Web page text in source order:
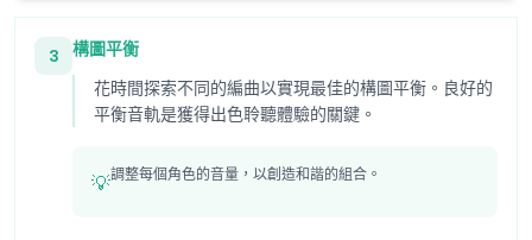
3
構圖平衡
花時間探索不同的編曲以實現最佳的構圖平衡。良好的
平衡音軌是獲得出色聆聽體驗的關鍵。
💡調整每個角色的音量，以創造和諧的組合。